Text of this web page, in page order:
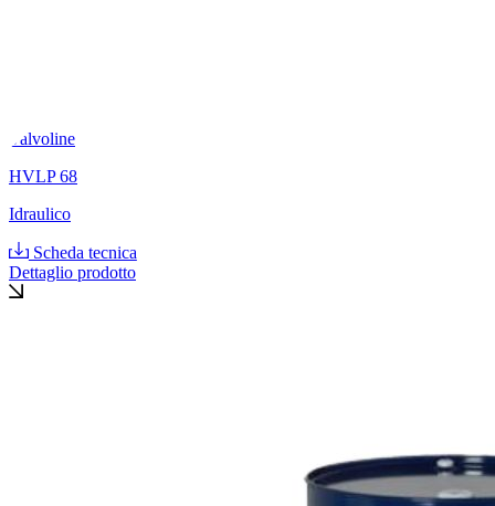
Valvoline
HVLP 68
Idraulico
Scheda tecnica
Dettaglio prodotto